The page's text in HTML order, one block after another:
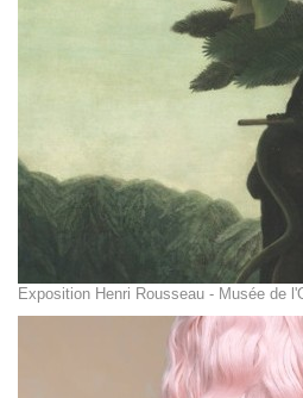
Exposition Henri Rousseau - Musée de